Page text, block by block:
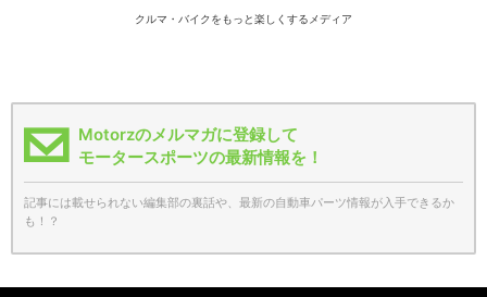
クルマ・バイクをもっと楽しくするメディア
Motorzのメルマガに登録して
モータースポーツの最新情報を！
記事には載せられない編集部の裏話や、最新の自動車パーツ情報が入手できるか
も！？